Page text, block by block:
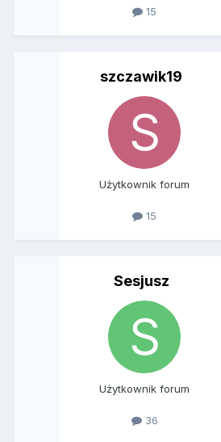
15
szczawik19
Użytkownik forum
15
Sesjusz
Użytkownik forum
36